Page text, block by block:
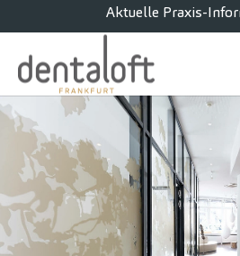
Zum Hauptinhalt springen
Aktuelle Praxis-